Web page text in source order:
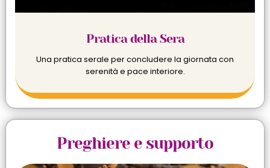
Pratica della Sera
Una pratica serale per concludere la giornata con
serenità e pace interiore.
Preghiere e supporto